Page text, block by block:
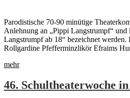
Parodistische 70-90 minütige
Anlehnung an „Pippi Langstrumpf“ und
Langstrumpf ab 18“ bezeichnet
Rollgardine Pfefferminzlikör Efraims
mehr
46. Schultheaterwoche